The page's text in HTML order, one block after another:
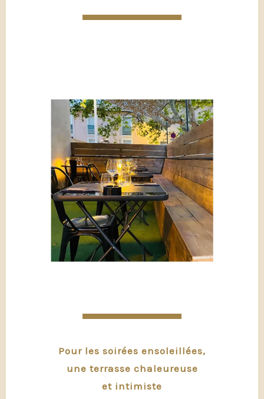
Pour les soirées ensoleillées,
une terrasse chaleureuse
et intimiste